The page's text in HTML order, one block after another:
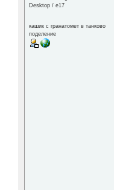
Desktop / е17
кашик с гранатомет в танково
поделение